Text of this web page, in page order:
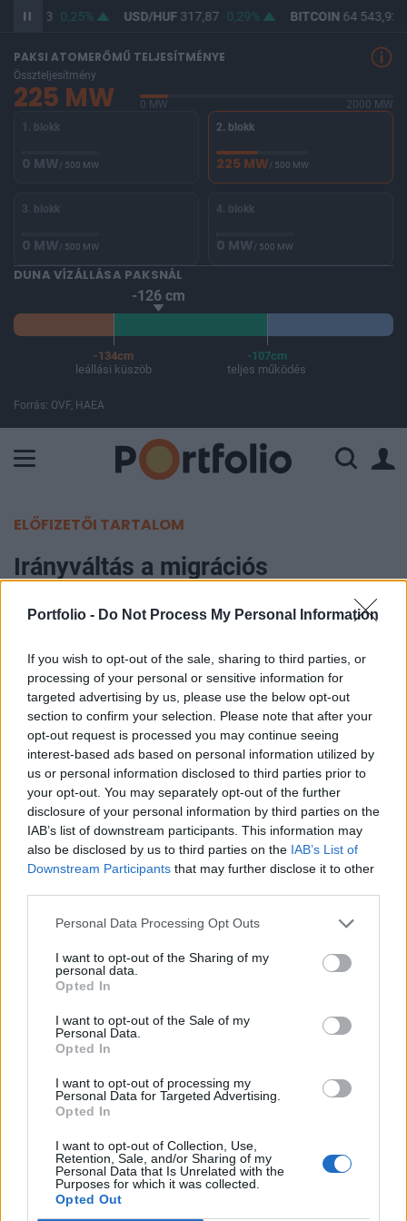
Portfolio - Do Not Process My Personal Information
If you wish to opt-out of the sale, sharing to third parties, or
processing of your personal or sensitive information for
targeted advertising by us, please use the below opt-out
section to confirm your selection. Please note that after your
opt-out request is processed you may continue seeing
interest-based ads based on personal information utilized by
us or personal information disclosed to third parties prior to
your opt-out. You may separately opt-out of the further
disclosure of your personal information by third parties on the
IAB’s list of downstream participants. This information may
also be disclosed by us to third parties on the IAB’s List of
Downstream Participants that may further disclose it to other
Personal Data Processing Opt Outs
I want to opt-out of the Sharing of my
personal data.
Opted In
I want to opt-out of the Sale of my
Personal Data.
Opted In
I want to opt-out of processing my
Personal Data for Targeted Advertising.
Opted In
I want to opt-out of Collection, Use,
Retention, Sale, and/or Sharing of my
Personal Data that Is Unrelated with the
Purposes for which it was collected.
Opted Out
366,33 0,25% USD/HUF317,87 0,29% BITCOIN64 543,92
PAKSI ATOMERŐMŰ TELJESÍTMÉNYE
Összteljesítmény
225 MW 0 MW
2000 MW
1. blokk
0 MW/ 500 MW
2. blokk
225 MW/ 500 MW
3. blokk
0 MW/ 500 MW
4. blokk
0 MW/ 500 MW
DUNA VÍZÁLLÁSA PAKSNÁL
-126 cm
-134cm
leállási küszöb
-107cm
teljes működés
Forrás: OVF, HAEA
ELŐFIZETŐI TARTALOM
Irányváltás a migrációs
visszaküldési szabályokat az
Európai Parlament
MTI
2026. június 17. 18:38
Az Európai Parlament strasbourgi plenáris ülésén
jóváhagyta szerdán a tagállamok területén
jogtalanul tartózkodó nem uniós állampolgárok
visszaküldésére vonatkozó új jogszabályt.
A 418 szavazattal, 218 ellenében és 30 tartózkodás mellett
elfogadott jogszabály célja az eljárások egyszerűsítése és
gyorsítása, az alapjogok és a nemzetközi jog tiszteletben
helyre visszaküldés tilalmának elvét és a kollektív
kiutasítások tilalmát, miközben megakadályozzák a
A keresett cikk a portfolio.hu hírarchívumához
tartozik, melynek olvasása előfizetéses
regisztrációhoz kötött.
Az előfizetés a következőket tartalmazza:
Portfolio.hu teljes cikkarchívum